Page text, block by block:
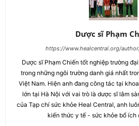
Dược sĩ Phạm
https://www.healcentral.org/
Dược sĩ Phạm Chiến tốt nghiệp trường
trong những ngôi trường danh giá nhất
Việt Nam. Hiện anh đang công tác tại
lớn tại Hà Nội với vai trò là dược sĩ lâm
của Tạp chí sức khỏe Heal Central, anh
kiến thức y tế - sức khỏe bổ ích